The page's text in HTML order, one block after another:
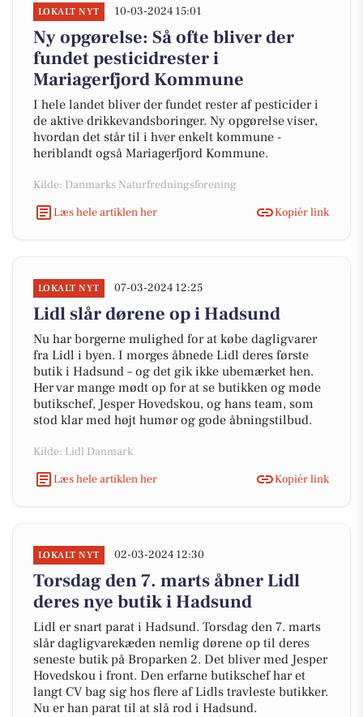
LOKALT NYT 10-03-2024 15:01
Ny opgørelse: Så ofte bliver der
fundet pesticidrester i
Mariagerfjord Kommune
I hele landet bliver der fundet rester af pesticider i
de aktive drikkevandsboringer. Ny opgørelse viser,
hvordan det står til i hver enkelt kommune -
heriblandt også Mariagerfjord Kommune.
Kilde: Danmarks Naturfredningsforening
Læs hele artiklen her
Kopiér link
LOKALT NYT 07-03-2024 12:25
Lidl slår dørene op i Hadsund
Nu har borgerne mulighed for at købe dagligvarer
fra Lidl i byen. I morges åbnede Lidl deres første
butik i Hadsund – og det gik ikke ubemærket hen.
Her var mange mødt op for at se butikken og møde
butikschef, Jesper Hovedskou, og hans team, som
stod klar med højt humør og gode åbningstilbud.
Kilde: Lidl Danmark
Læs hele artiklen her
Kopiér link
LOKALT NYT 02-03-2024 12:30
Torsdag den 7. marts åbner Lidl
deres nye butik i Hadsund
Lidl er snart parat i Hadsund. Torsdag den 7. marts
slår dagligvarekæden nemlig dørene op til deres
seneste butik på Broparken 2. Det bliver med Jesper
Hovedskou i front. Den erfarne butikschef har et
langt CV bag sig hos flere af Lidls travleste butikker.
Nu er han parat til at slå rod i Hadsund.